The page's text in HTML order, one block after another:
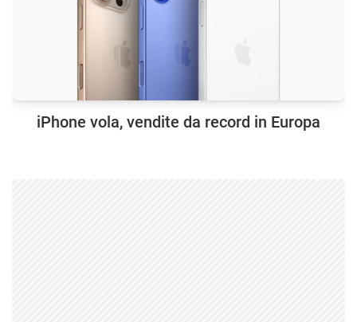
iPhone vola, vendite da record in Europa